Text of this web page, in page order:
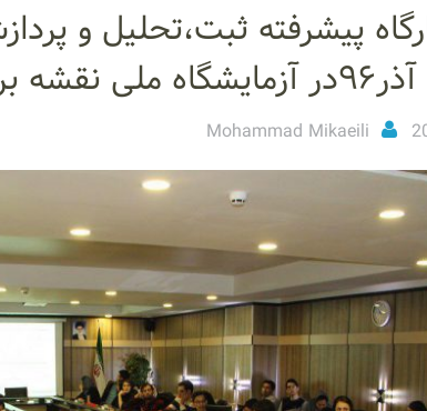
Mohammad Mikaeili